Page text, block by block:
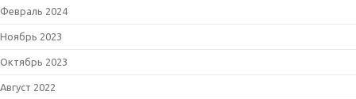
Февраль 2024
Ноябрь 2023
Октябрь 2023
Август 2022